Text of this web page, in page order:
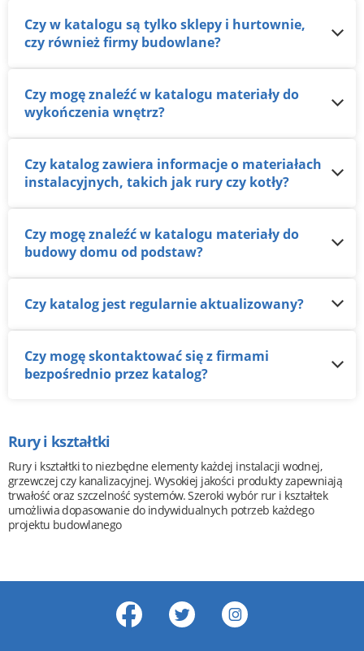
Czy w katalogu są tylko sklepy i hurtownie,
czy również firmy budowlane?
Czy mogę znaleźć w katalogu materiały do
wykończenia wnętrz?
Czy katalog zawiera informacje o materiałach
instalacyjnych, takich jak rury czy kotły?
Czy mogę znaleźć w katalogu materiały do
budowy domu od podstaw?
Czy katalog jest regularnie aktualizowany?
Czy mogę skontaktować się z firmami
bezpośrednio przez katalog?
Rury i kształtki
Rury i kształtki to niezbędne elementy każdej instalacji wodnej,
grzewczej czy kanalizacyjnej. Wysokiej jakości produkty zapewniają
trwałość oraz szczelność systemów. Szeroki wybór rur i kształtek
umożliwia dopasowanie do indywidualnych potrzeb każdego
projektu budowlanego